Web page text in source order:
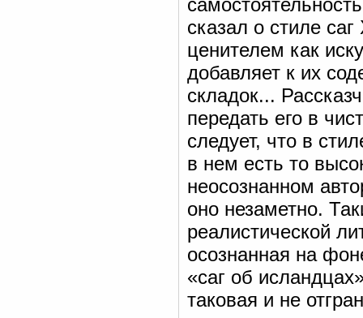
сказал о стиле
ценителем как
добавляет к их
складок...
передать его в
следует, что в
в нем есть то
неосознанном
оно незаметно.
реалистической
осознанная на
«саг об
таковая и не